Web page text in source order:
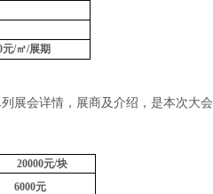
元/㎡/展期
展会详情，展商及介绍，是本次大会
20000元/块
6000元